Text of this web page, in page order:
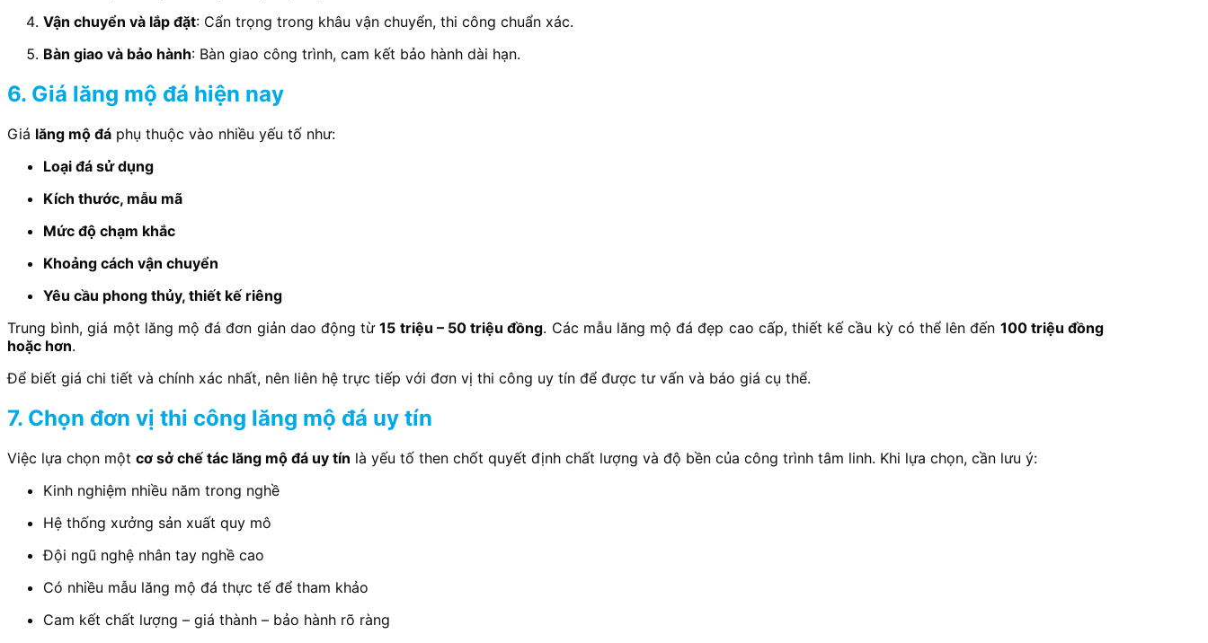
Vận chuyển và lắp đặt: Cẩn trọng trong khâu vận chuyển, thi công chuẩn xác.
Bàn giao và bảo hành: Bàn giao công trình, cam kết bảo hành dài hạn.
6. Giá lăng mộ đá hiện nay
Giá lăng mộ đá phụ thuộc vào nhiều yếu tố như:
Loại đá sử dụng
Kích thước, mẫu mã
Mức độ chạm khắc
Khoảng cách vận chuyển
Yêu cầu phong thủy, thiết kế riêng
Trung bình, giá một lăng mộ đá đơn giản dao động từ15 triệu – 50 triệu đồng. Các mẫu lăng mộ đá đẹp cao cấp, thiết kế cầu kỳ có thể lên đến 100 triệu đồng
hoặc hơn.
Để biết giá chi tiết và chính xác nhất, nên liên hệ trực tiếp với đơn vị thi công uy tín để được tư vấn và báo giá cụ thể.
7. Chọn đơn vị thi công lăng mộ đá uy tín
Việc lựa chọn một cơ sở chế tác lăng mộ đá uy tín là yếu tố then chốt quyết định chất lượng và độ bền của công trình tâm linh. Khi lựa chọn, cần lưu ý:
Kinh nghiệm nhiều năm trong nghề
Hệ thống xưởng sản xuất quy mô
Đội ngũ nghệ nhân tay nghề cao
Có nhiều mẫu lăng mộ đá thực tế để tham khảo
Cam kết chất lượng – giá thành – bảo hành rõ ràng